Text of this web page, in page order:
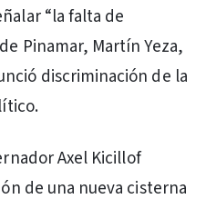
“la falta de
Pinamar, Martín Yeza,
discriminación de la
Axel Kicillof
de una nueva cisterna